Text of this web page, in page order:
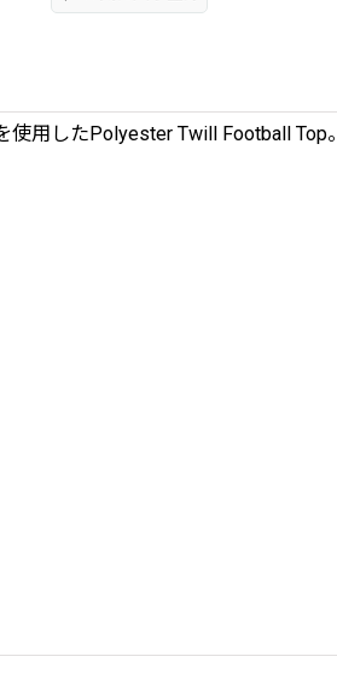
用したPolyester Twill Football Top。